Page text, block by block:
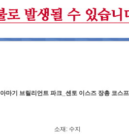
아마기 브릴리언트 파크_센토 이스즈 장총 코스
소재: 수지